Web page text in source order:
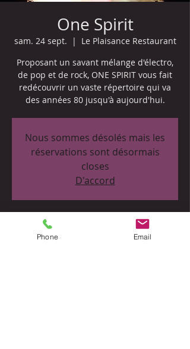
One Spirit
sam. 24 sept.
  |
Le Plaisance Restaurant
Proposant un savant mélange d'électro,
de pop et de rock, ONE SPIRIT vous fait
redécouvrir un vaste répertoire qui va
Nous sommes désolés mais les
réservations sont désormais
closes
D'accord
Heure et lieu
Phone Email